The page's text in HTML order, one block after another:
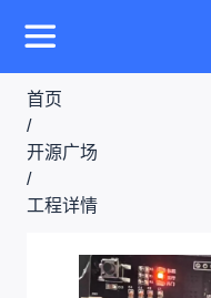
首页
/
开源广场
/
工程详情